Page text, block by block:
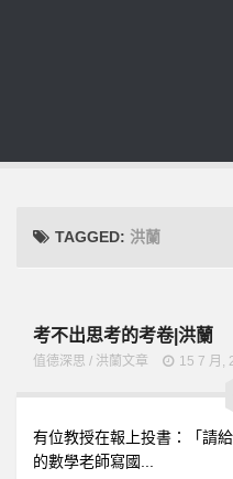
TAGGED: 洪蘭
考不出思考的考卷|洪蘭
值德深思 / 洪蘭文章 15 7 月,
有位教授在報上投書：「請
的數學老師寫國...